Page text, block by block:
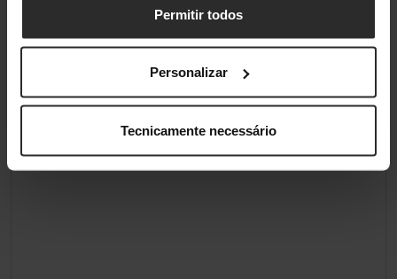
Permitir todos
Personalizar
Tecnicamente necessário